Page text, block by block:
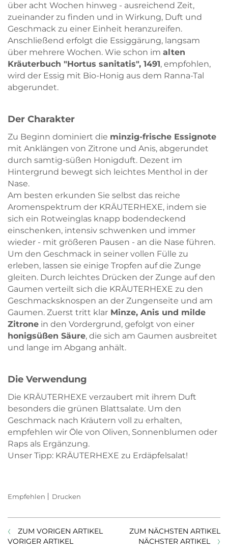
über acht Wochen hinweg - ausreichend Zeit,
zueinander zu finden und in Wirkung, Duft und
Geschmack zu einer Einheit heranzureifen.
Anschließend erfolgt die Essiggärung, langsam
über mehrere Wochen. Wie schon im alten
Kräuterbuch "Hortus sanitatis", 1491, empfohlen,
wird der Essig mit Bio-Honig aus dem Ranna-Tal
abgerundet.
Der Charakter
Zu Beginn dominiert die minzig-frische Essignote
mit Anklängen von Zitrone und Anis, abgerundet
durch samtig-süßen Honigduft. Dezent im
Hintergrund bewegt sich leichtes Menthol in der
Nase.
Am besten erkunden Sie selbst das reiche
Aromenspektrum der KRÄUTERHEXE, indem sie
sich ein Rotweinglas knapp bodendeckend
einschenken, intensiv schwenken und immer
wieder - mit größeren Pausen - an die Nase führen.
Um den Geschmack in seiner vollen Fülle zu
erleben, lassen sie einige Tropfen auf die Zunge
gleiten. Durch leichtes Drücken der Zunge auf den
Gaumen verteilt sich die KRÄUTERHEXE zu den
Geschmacksknospen an der Zungenseite und am
Gaumen. Zuerst tritt klar Minze, Anis und milde
Zitrone in den Vordergrund, gefolgt von einer
honigsüßen Säure, die sich am Gaumen ausbreitet
und lange im Abgang anhält.
Die Verwendung
Die KRÄUTERHEXE verzaubert mit ihrem Duft
besonders die grünen Blattsalate. Um den
Geschmack nach Kräutern voll zu erhalten,
empfehlen wir Öle von Oliven, Sonnenblumen oder
Raps als Ergänzung.
Unser Tipp: KRÄUTERHEXE zu Erdäpfelsalat!
Drucken
Empfehlen
ZUM VORIGEN ARTIKEL
VORIGER ARTIKEL
ZUM NÄCHSTEN ARTIKEL
NÄCHSTER ARTIKEL